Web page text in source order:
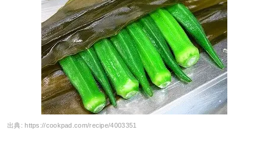
出典:https://cookpad.com/recipe/4003351